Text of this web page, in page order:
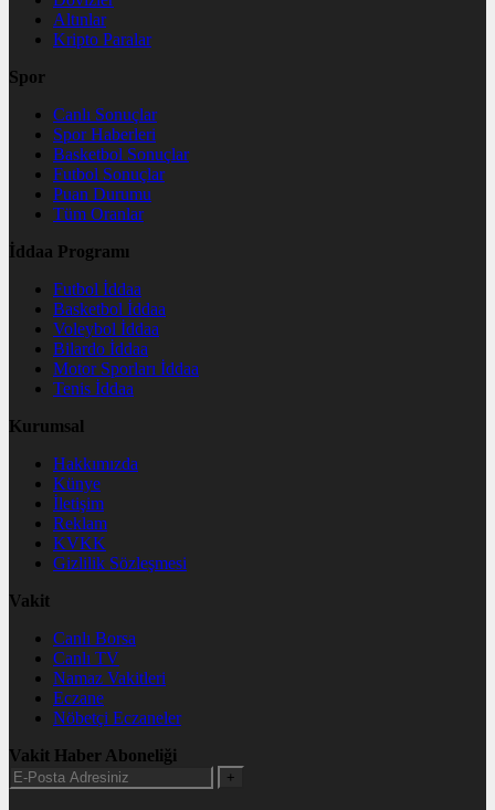
Altınlar
Kripto Paralar
Spor
Canlı Sonuçlar
Spor Haberleri
Basketbol Sonuçlar
Futbol Sonuçlar
Puan Durumu
Tüm Oranlar
İddaa Programı
Futbol İddaa
Basketbol İddaa
Voleybol İddaa
Bilardo İddaa
Motor Sporları İddaa
Tenis İddaa
Kurumsal
Hakkımızda
Künye
İletişim
Reklam
KVKK
Gizlilik Sözleşmesi
Vakit
Canlı Borsa
Canlı TV
Namaz Vakitleri
Eczane
Nöbetçi Eczaneler
Vakit Haber Aboneliği
+